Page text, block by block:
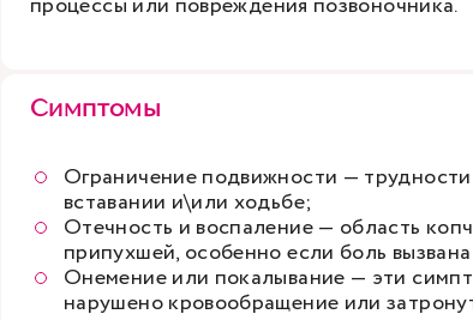
Симптомы
Ограничение подвижности —
вставании и\или ходьбе;
Отечность и воспаление — область
припухшей, особенно если боль
Онемение или покалывание — эти
нарушено кровообращение или